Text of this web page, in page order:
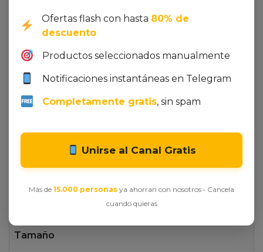
venenatis mollis sapien, vel dignissim erat
vestibulum non. Quisque molestie nec dolor id
sodales. Proin egestas elementum dui a venenatis.
egestas ante. Ut vel purus risus. Maecenas ornare
accumsan tortor.
Additional Information
Tamaño
Ofertas flash con hasta 80% de
descuento
Productos seleccionados manualmente
Notificaciones instantáneas en Telegram
Completamente gratis, sin spam
Unirse al Canal Gratis
Más de 15.000 personas ya ahorran con nosotros • Cancela
cuando quieras